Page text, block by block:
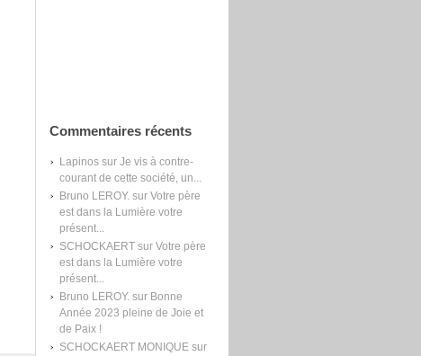
Commentaires récents
Lapinossur Je vis à contre-
courant de cette société, un...
Bruno LEROY.sur Votre père
est dans la Lumière votre
présent...
SCHOCKAERTsur Votre père
est dans la Lumière votre
présent...
Bruno LEROY.sur Bonne
Année 2023 pleine de Joie et
de Paix !
SCHOCKAERT MONIQUEsur